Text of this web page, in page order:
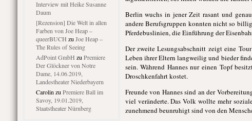
Interview mit Heike Susanne
Daum
[Rezension] Die Welt in allen
Farben von Joe Heap –
queerBUCH zu Joe Heap –
The Rules of Seeing
AdPoint GmbH zu Premiere
Der Glöckner von Notre
Dame, 14.06.2019,
Landestheater Niederbayern
Carolin zu Premiere Ball im
Savoy, 19.01.2019,
Staatstheater Nürnberg
Berlin wuchs in jener Zeit rasant und
andere Berufsgruppen konnten nicht so
Pferdebuslinien, die Einführung der
Der zweite Lesungsabschnitt zeigt eine
Leben ihrer Eltern langweilig und bieder
sein. Während Hannes nur einen Topf
Droschkenfahrt kostet.
Freunde von Hannes sind an der
viel veränderte. Das Volk wollte mehr
zunehmend beunruhigt sind von den